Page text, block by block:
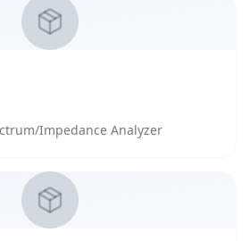
Impedance Analyzer